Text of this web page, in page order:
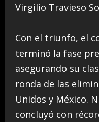
Virgilio Travieso
Con el triunfo, el
terminó la fase
asegurando su
ronda de las
Unidos y México.
concluyó con